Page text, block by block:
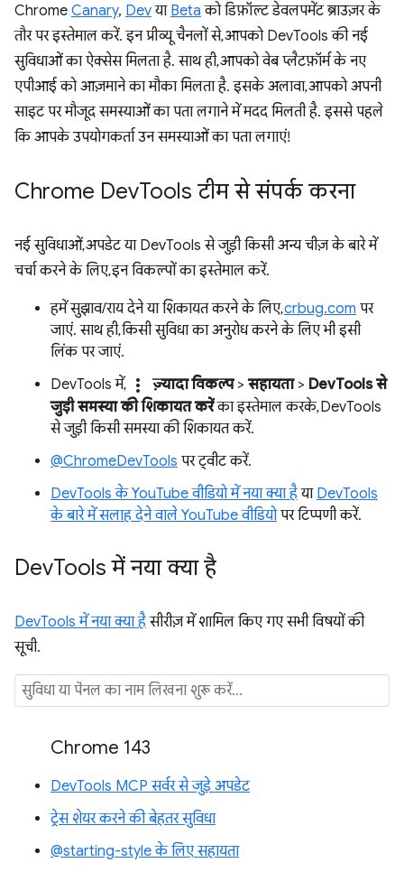
Chrome Canary, Devया Beta को डिफ़ॉल्ट डेवलपमेंट ब्राउज़र के
तौर पर इस्तेमाल करें. इन प्रीव्यू चैनलों से, आपको DevTools की नई
सुविधाओं का ऐक्सेस मिलता है. साथ ही, आपको वेब प्लैटफ़ॉर्म के नए
एपीआई को आज़माने का मौका मिलता है. इसके अलावा, आपको अपनी
साइट पर मौजूद समस्याओं का पता लगाने में मदद मिलती है. इससे पहले
कि आपके उपयोगकर्ता उन समस्याओं का पता लगाएं!
Chrome DevTools टीम से संपर्क करना
नई सुविधाओं, अपडेट या DevTools से जुड़ी किसी अन्य चीज़ के बारे में
चर्चा करने के लिए, इन विकल्पों का इस्तेमाल करें.
हमें सुझाव/राय देने या शिकायत करने के लिए,crbug.com पर
जाएं. साथ ही, किसी सुविधा का अनुरोध करने के लिए भी इसी
लिंक पर जाएं.
DevTools में, more_vert ज़्यादा विकल्प> सहायता> DevTools से
जुड़ी समस्या की शिकायत करेंका इस्तेमाल करके, DevTools
से जुड़ी किसी समस्या की शिकायत करें.
@ChromeDevTools पर ट्वीट करें.
DevTools के YouTube वीडियो में नया क्या हैया DevTools
के बारे में सलाह देने वाले YouTube वीडियोपर टिप्पणी करें.
DevTools में नया क्या है
DevTools में नया क्या हैसीरीज़ में शामिल किए गए सभी विषयों की
सूची.
Chrome 143
DevTools MCP सर्वर से जुड़े अपडेट
ट्रेस शेयर करने की बेहतर सुविधा
@starting-style के लिए सहायता